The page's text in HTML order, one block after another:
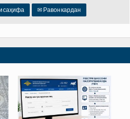
саҳифа ✉ Равон кардан